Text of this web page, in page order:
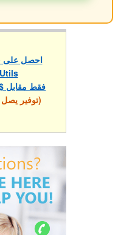
احصل على
فقط مقابل
(توفير يصل إلى $500)